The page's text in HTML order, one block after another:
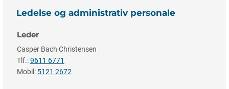
Ledelse og administrativ personale
Leder
Casper Bach Christensen
Tlf.:9611 6771
Mobil: 5121 2672